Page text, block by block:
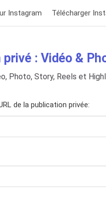
Instagram Télécharger
: Vidéo &
Photo, Story, Reels et
de la publication privée: